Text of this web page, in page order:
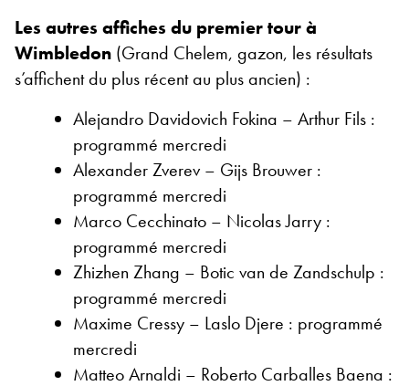
Les autres affiches du premier tour à
Wimbledon (Grand Chelem, gazon, les résultats
s’affichent du plus récent au plus ancien) :
Alejandro Davidovich Fokina – Arthur Fils :
programmé mercredi
Alexander Zverev – Gijs Brouwer :
programmé mercredi
Marco Cecchinato – Nicolas Jarry :
programmé mercredi
Zhizhen Zhang – Botic van de Zandschulp :
programmé mercredi
Maxime Cressy – Laslo Djere : programmé
mercredi
Matteo Arnaldi – Roberto Carballes Baena :